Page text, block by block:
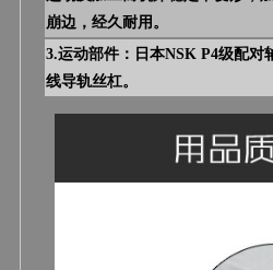
崩边，经久耐用。
3.运动部件：日本NSK P4级配对
线导轨丝杠。